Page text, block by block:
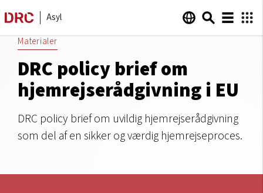
Asyl
Materialer
DRC policy brief om
hjemrejserådgivning i EU
DRC policy brief om uvildig hjemrejserådgivning
som del af en sikker og værdig hjemrejseproces.